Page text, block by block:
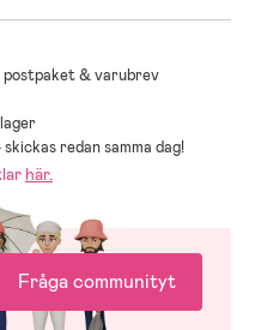
& varubrev
redan samma dag!
här.
Fråga communityt